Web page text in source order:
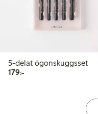
5-delat ögonskuggsset
179:-179,00 kr